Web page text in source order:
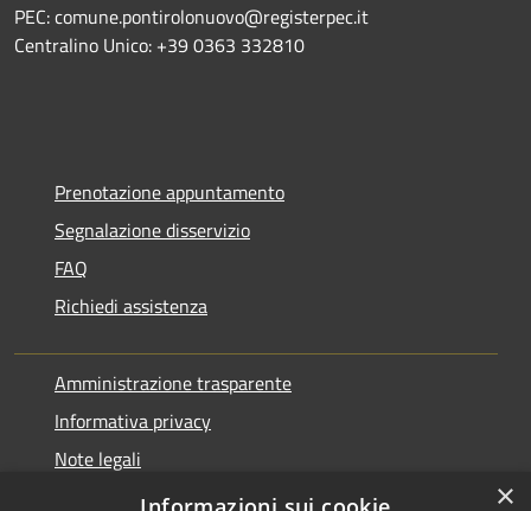
PEC: comune.pontirolonuovo@registerpec.it
Centralino Unico: +39 0363 332810
Prenotazione appuntamento
Segnalazione disservizio
FAQ
Richiedi assistenza
Amministrazione trasparente
Informativa privacy
Note legali
Dichiarazione di accessibilità
×